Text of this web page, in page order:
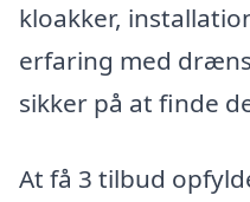
kloakker,
erfaring med
sikker på at finde
At få 3 tilbud